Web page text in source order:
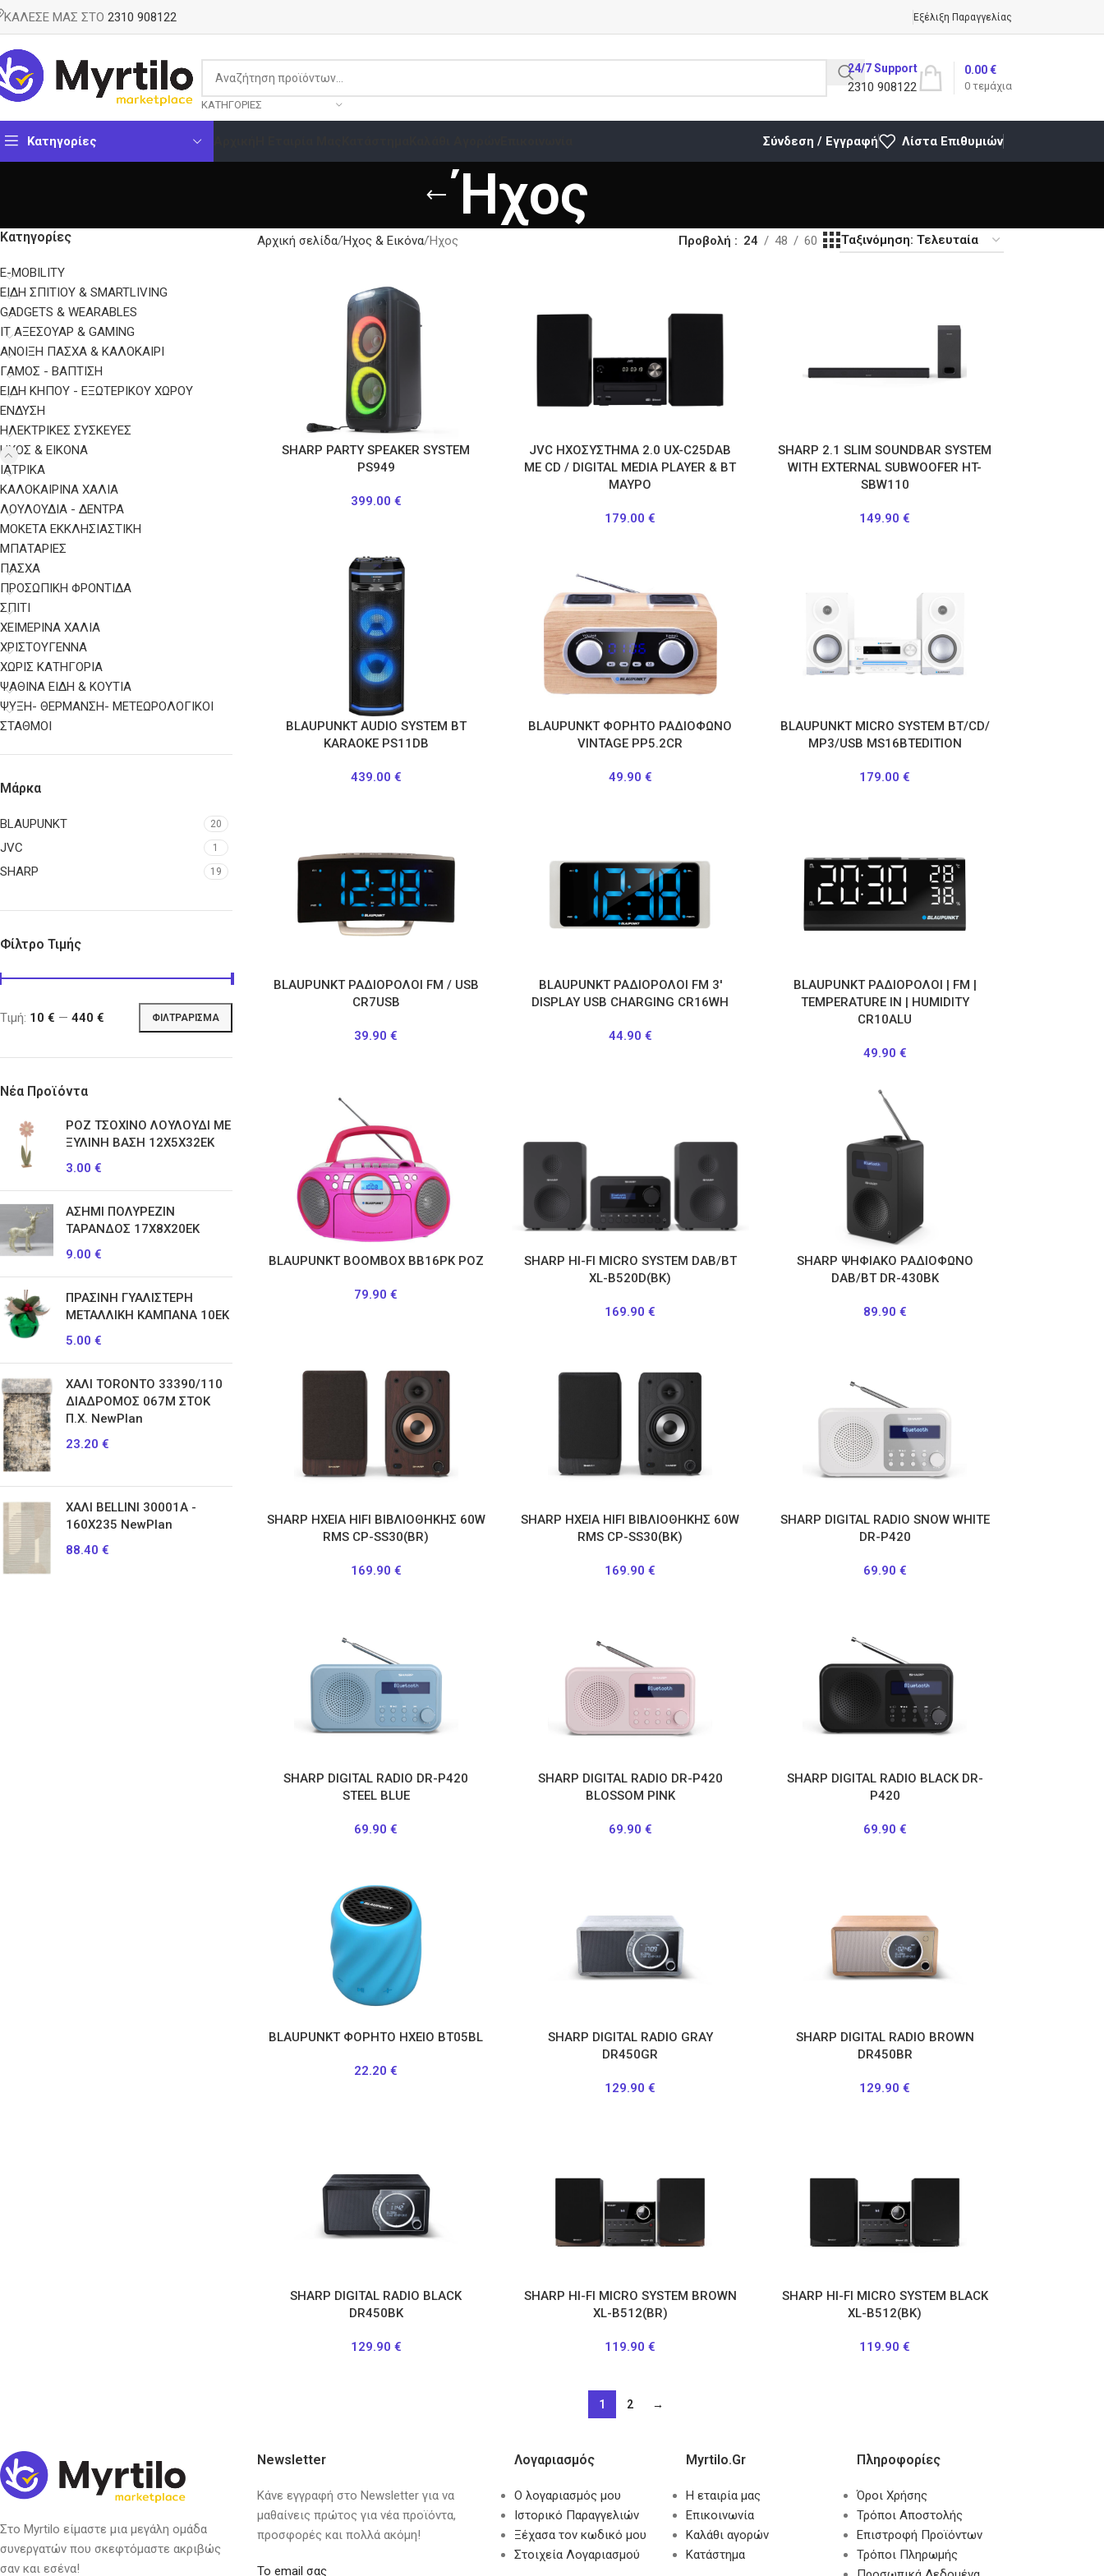
ΚΑΛΕΣΕ ΜΑΣ ΣΤΟ 2310 908122 Εξέλιξη Παραγγελίας
ΚΑΤΗΓΟΡΊΕΣ
24/7 Support
2310 908122 0 τεμάχια
0.00€
Κατηγορίες Σύνδεση / Εγγραφή Λίστα Επιθυμιών
Ήχος
Κατηγορίες
E-MOBILITY
EΊΔΗ ΣΠΙΤΙΟΎ & SMARTLIVING
GADGETS & WEARABLES
IT ΑΞΕΣΟΥΆΡ & GAMING
ΑΝΟΙΞΗ ΠΑΣΧΑ & ΚΑΛΟΚΑΙΡΙ
ΓΑΜΟΣ - ΒΑΠΤΙΣΗ
ΕΙΔΗ ΚΗΠΟΥ - ΕΞΩΤΕΡΙΚΟΥ ΧΩΡΟΥ
ΈΝΔΥΣΗ
ΗΛΕΚΤΡΙΚΈΣ ΣΥΣΚΕΥΈΣ
ΉΧΟΣ & ΕΙΚΌΝΑ
ΙΑΤΡΙΚΆ
ΚΑΛΟΚΑΙΡΙΝΑ ΧΑΛΙΑ
ΛΟΥΛΟΥΔΙΑ - ΔΕΝΤΡΑ
ΜΟΚΕΤΑ ΕΚΚΛΗΣΙΑΣΤΙΚΗ
ΜΠΑΤΑΡΊΕΣ
ΠΑΣΧΑ
ΠΡΟΣΩΠΙΚΉ ΦΡΟΝΤΊΔΑ
ΣΠΙΤΙ
ΧΕΙΜΕΡΙΝΑ ΧΑΛΙΑ
ΧΡΙΣΤΟΥΓΕΝΝΑ
ΧΩΡΊΣ ΚΑΤΗΓΟΡΊΑ
ΨΑΘΙΝΑ ΕΙΔΗ & ΚΟΥΤΙΑ
ΨΎΞΗ- ΘΈΡΜΑΝΣΗ- ΜΕΤΕΩΡΟΛΟΓΙΚΟΊ
ΣΤΑΘΜΟΊ
Μάρκα
BLAUPUNKT 20
JVC 1
SHARP 19
Φίλτρο Τιμής
ΦΙΛΤΡΆΡΙΣΜΑ
Τιμή: 10 € — 440 €
Νέα Προϊόντα
ΡΟΖ ΤΣΟΧΙΝΟ ΛΟΥΛΟΥΔΙ ΜΕ
ΞΥΛΙΝΗ ΒΑΣΗ 12Χ5Χ32ΕΚ
3.00 €
ΑΣΗΜΙ ΠΟΛΥΡΕΖΙΝ
ΤΑΡΑΝΔΟΣ 17Χ8Χ20ΕΚ
9.00 €
ΠΡΑΣΙΝΗ ΓΥΑΛΙΣΤΕΡΗ
ΜΕΤΑΛΛΙΚΗ ΚΑΜΠΑΝΑ 10ΕΚ
5.00 €
ΧΑΛΙ TORONTO 33390/110
ΔΙΑΔΡΟΜΟΣ 067Μ ΣΤΟΚ
Π.Χ. NewPlan
23.20 €
ΧΑΛΙ BELLINI 30001A -
160X235 NewPlan
88.40 €
Αρχική σελίδα Ήχος & Εικόνα Ήχος Προβολή 24 48 60
SHARP PARTY SPEAKER SYSTEM
PS949
399.00 €
JVC ΗΧΟΣΥΣΤΗΜΑ 2.0 UX-C25DAB
ME CD / DIGITAL MEDIA PLAYER & BT
ΜΑΥΡΟ
179.00€
SHARP 2.1 SLIM SOUNDBAR SYSTEM
WITH EXTERNAL SUBWOOFER HT-
SBW110
149.90€
BLAUPUNKT AUDIO SYSTEM ΒΤ
KARAOKE PS11DB
439.00 €
BLAUPUNKT ΦΟΡΗΤΟ ΡΑΔΙΟΦΩΝΟ
VINTAGE PP5.2CR
49.90 €
BLAUPUNKT MICRO SYSTEM ΒΤ/CD/
ΜΡ3/USB MS16BTEDITION
179.00€
BLAUPUNKT ΡΑΔΙΟΡΟΛΟΙ FM / USB
CR7USB
39.90€
BLAUPUNKT ΡΑΔΙΟΡΟΛΟΙ FM 3′
DISPLAY USB CHARGING CR16WH
44.90 €
BLAUPUNKT ΡΑΔΙΟΡΟΛΟΙ | FM |
TEMPERATURE IN | HUMIDITY
CR10ALU
49.90 €
BLAUPUNKT ΒΟΟΜΒΟΧ BB16PK ΡΟΖ
79.90€
SHARP HI-FI MICRO SYSTEM DAB/BT
XL-B520D(BK)
169.90€
SHARP ΨΗΦΙΑΚΟ ΡΑΔΙΟΦΩΝΟ
DAB/BT DR-430BK
89.90 €
SHARP ΗΧΕΙΑ HIFI ΒΙΒΛΙΟΘΗΚΗΣ 60W
RMS CP-SS30(BR)
169.90 €
SHARP ΗΧΕΙΑ HIFI ΒΙΒΛΙΟΘΗΚΗΣ 60W
RMS CP-SS30(BK)
169.90€
SHARP DIGITAL RADIO SNOW WHITE
DR-P420
69.90 €
SHARP DIGITAL RADIO DR-P420
STEEL BLUE
69.90€
SHARP DIGITAL RADIO DR-P420
BLOSSOM PINK
69.90 €
SHARP DIGITAL RADIO BLACK DR-
P420
69.90 €
BLAUPUNKT ΦΟΡΗΤΟ ΗΧΕΙΟ BT05BL
22.20€
SHARP DIGITAL RADIO GRAY
DR450GR
129.90€
SHARP DIGITAL RADIO BROWN
DR450BR
129.90€
SHARP DIGITAL RADIO BLACK
DR450BK
129.90 €
SHARP HI-FI MICRO SYSTEM BROWN
XL-B512(BR)
119.90€
SHARP HI-FI MICRO SYSTEM BLACK
XL-B512(BK)
119.90€
1 2 →
Στο Myrtilo είμαστε μια μεγάλη ομάδα
συνεργατών που σκεφτόμαστε ακριβώς
σαν και εσένα!
Newsletter
Κάνε εγγραφή στο Newsletter για να
μαθαίνεις πρώτος για νέα προϊόντα,
προσφορές και πολλά ακόμη!
Το email σας
Λογαριασμός
Ο λογαριασμός μου
Ιστορικό Παραγγελιών
Ξέχασα τον κωδικό μου
Στοιχεία Λογαριασμού
Myrtilo.gr
Η εταιρία μας
Επικοινωνία
Καλάθι αγορών
Κατάστημα
Πληροφορίες
Όροι Χρήσης
Τρόποι Αποστολής
Επιστροφή Προϊόντων
Τρόποι Πληρωμής